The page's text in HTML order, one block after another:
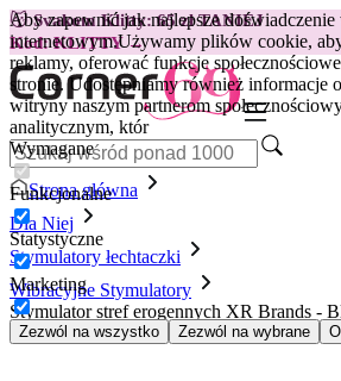
Aby zapewnić jak najlepsze doświadczenie
internetowym.Używamy plików cookie,
reklamy, oferować funkcje
stronie. Udostępniamy również informacje
witryny naszym partnerom
analitycznym, któr
Wymagane
Funkcjonalne
Statystyczne
Marketing
Zezwól na wszystko Zezwól na wybrane
😽Svakom Klitty: 65 zł TANIEJ
Kod: KLITTY →
Strona główna
Dla Niej
Stymulatory łechtaczki
Wibracyjne Stymulatory
Stymulator stref erogennych XR Brands -
Rose - czerwony/czarny